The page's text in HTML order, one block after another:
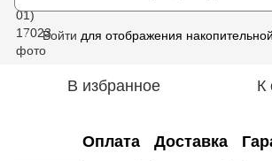
% Войти для отображения
В избранное К
Оплата Доставка